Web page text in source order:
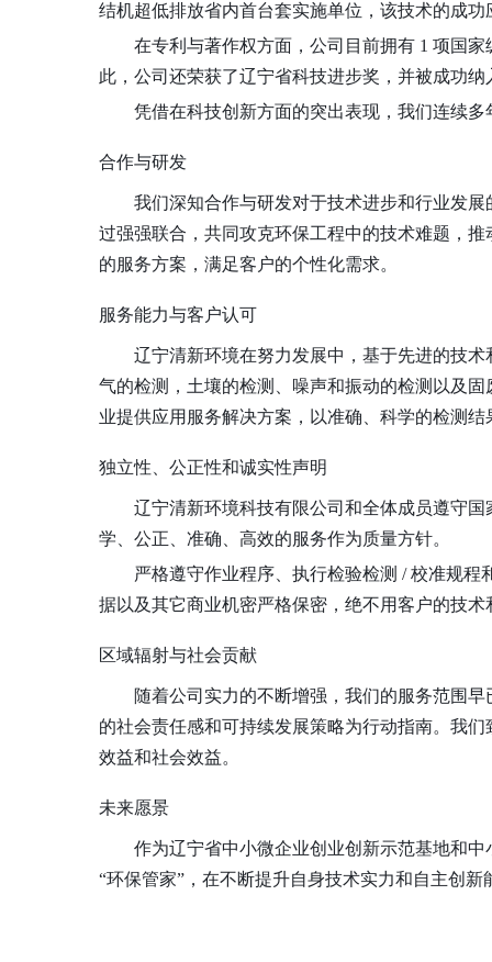
结机超低排放省内首台套实施单位，该技术的成
在专利与著作权方面，公司目前拥有 1 项国家
此，公司还荣获了辽宁省科技进步奖，并被成功
凭借在科技创新方面的突出表现，我们连续
合作与研发
我们深知合作与研发对于技术进步和行业发
过强强联合，共同攻克环保工程中的技术难题，
的服务方案，满足客户的个性化需求。
服务能力与客户认可
辽宁清新环境在努力发展中，基于先进的技
气的检测，土壤的检测、噪声和振动的检测以及
业提供应用服务解决方案，以准确、科学的检测
独立性、公正性和诚实性声明
辽宁清新环境科技有限公司和全体成员遵守
学、公正、准确、高效的服务作为质量方针。
严格遵守作业程序、执行检验检测 / 校准规程
据以及其它商业机密严格保密，绝不用客户的技
区域辐射与社会贡献
随着公司实力的不断增强，我们的服务范围
的社会责任感和可持续发展策略为行动指南。我
效益和社会效益。
未来愿景
作为辽宁省中小微企业创业创新示范基地和
“环保管家”，在不断提升自身技术实力和自主创